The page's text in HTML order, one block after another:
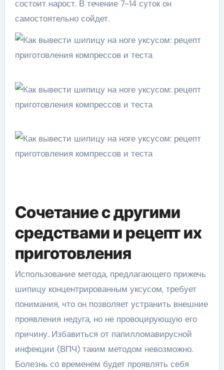
состоит нарост. В течение 7-14 суток он
самостоятельно сойдет.
Сочетание с другими
средствами и рецепт их
приготовления
Использование метода, предлагающего прижечь
шипицу концентрированным уксусом, требует
понимания, что он позволяет устранить внешние
проявления недуга, но не провоцирующую его
причину. Избавиться от папилломавирусной
инфекции (ВПЧ) таким методом невозможно.
Болезнь со временем будет проявлять себя